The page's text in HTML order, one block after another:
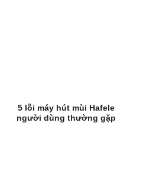
5 lỗi máy hút mùi Hafele
người dùng thường gặp